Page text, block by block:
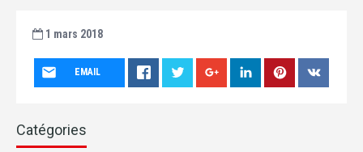
1 mars 2018
EMAIL
Catégories